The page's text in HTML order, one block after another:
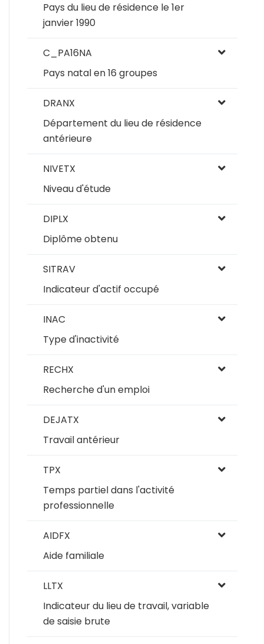
Pays du lieu de résidence le 1er
janvier 1990
C_PA16NA
Pays natal en 16 groupes
DRANX
Département du lieu de résidence
antérieure
NIVETX
Niveau d'étude
DIPLX
Diplôme obtenu
SITRAV
Indicateur d'actif occupé
INAC
Type d'inactivité
RECHX
Recherche d'un emploi
DEJATX
Travail antérieur
TPX
Temps partiel dans l'activité
professionnelle
AIDFX
Aide familiale
LLTX
Indicateur du lieu de travail, variable
de saisie brute